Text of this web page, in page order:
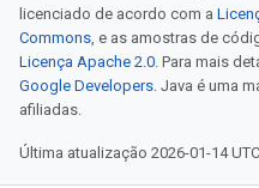
licenciado de acordo com a
Commons, e as amostras de
Licença Apache 2.0. Para mais
Google Developers. Java é uma
afiliadas.
Última atualização 2026-01-14